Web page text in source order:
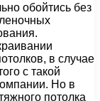
обойтись без
в случае
с такой
Но в
потолка